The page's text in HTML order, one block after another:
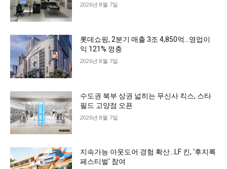
2026년 8월 7일
롯데쇼핑, 2분기 매출 3조 4,850억…영업이
익 121% 껑충
2026년 8월 7일
수도권 북부 상권 넓히는 무신사 킥스, 스타
필드 고양점 오픈
2026년 8월 7일
지속가능 아웃도어 경험 확산…LF 킨, ‘후지록
페스티벌’ 참여